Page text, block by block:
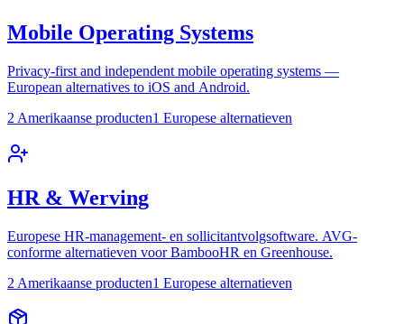
Mobile Operating Systems
Privacy-first and independent mobile operating systems —
European alternatives to iOS and Android.
2 Amerikaanse producten1 Europese alternatieven
HR & Werving
Europese HR-management- en sollicitantvolgsoftware. AVG-
conforme alternatieven voor BambooHR en Greenhouse.
2 Amerikaanse producten1 Europese alternatieven